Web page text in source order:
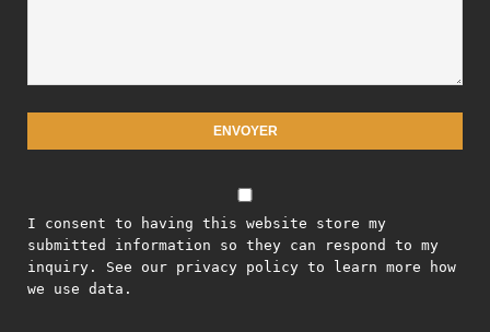
I consent to having this website store my
submitted information so they can respond to my
inquiry. See our privacy policy to learn more how
we use data.